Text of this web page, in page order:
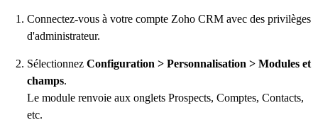
Connectez-vous à votre compte Zoho CRM avec des privilèges
d'administrateur.
Sélectionnez Configuration > Personnalisation > Modules et
champs.
Le module renvoie aux onglets Prospects, Comptes, Contacts,
etc.